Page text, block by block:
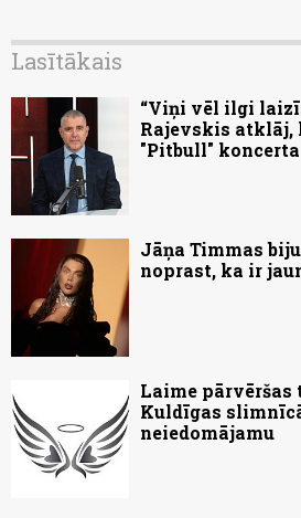
Lasītākais
“Viņi vēl ilgi
Rajevskis atklāj,
"Pitbull" koncerta
Jāņa Timmas
noprast, ka ir
Laime pārvēršas
Kuldīgas
neiedomājamu